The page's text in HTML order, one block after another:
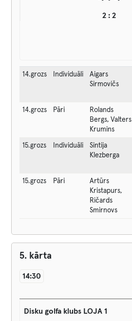
2 : 2
14.grozs Individuāli
Aigars
Sirmovičs
14.grozs Pāri
Rolands
Bergs, Valters
Krumins
15.grozs Individuāli
Sintija
Klezberga
15.grozs Pāri
Artūrs
Kristapurs,
Ričards
Smirnovs
5. kārta
14:30
Disku golfa klubs LOJA 1